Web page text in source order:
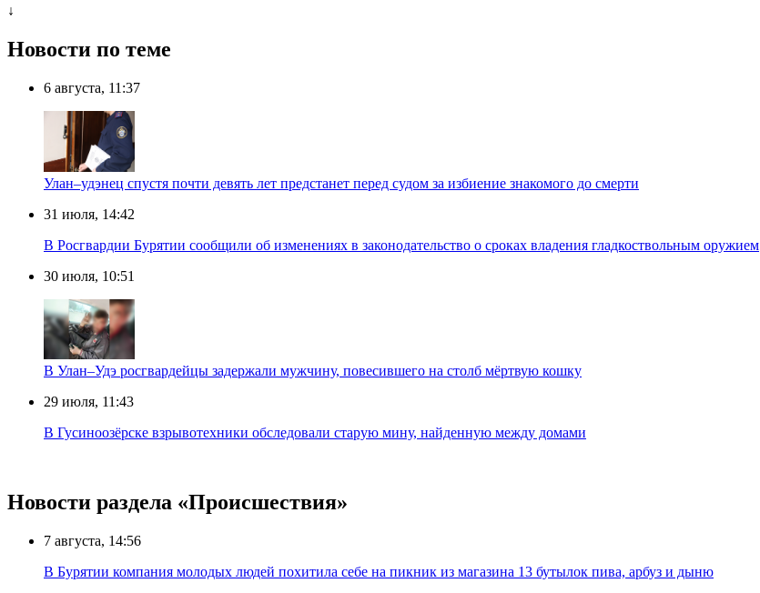
↓
Новости по теме
6 августа, 11:37
Улан–удэнец спустя почти девять лет предстанет перед судом за избиение знакомого до смерти
31 июля, 14:42
В Росгвардии Бурятии сообщили об изменениях в законодательство о сроках владения гладкоствольным оружием
30 июля, 10:51
В Улан–Удэ росгвардейцы задержали мужчину, повесившего на столб мёртвую кошку
29 июля, 11:43
В Гусиноозёрске взрывотехники обследовали старую мину, найденную между домами
Новости раздела «Происшествия»
7 августа, 14:56
В Бурятии компания молодых людей похитила себе на пикник из магазина 13 бутылок пива, арбуз и дыню